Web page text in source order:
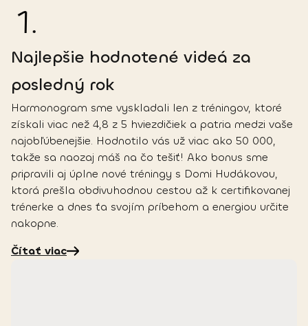
1.
Najlepšie hodnotené videá za
posledný rok
Harmonogram sme vyskladali len z tréningov, ktoré
získali viac než 4,8 z 5 hviezdičiek a patria medzi vaše
najobľúbenejšie. Hodnotilo vás už viac ako 50 000,
takže sa naozaj máš na čo tešiť! Ako bonus sme
pripravili aj úplne nové tréningy s Domi Hudákovou,
ktorá prešla obdivuhodnou cestou až k certifikovanej
trénerke a dnes ťa svojím príbehom a energiou určite
nakopne.
Čítať viac